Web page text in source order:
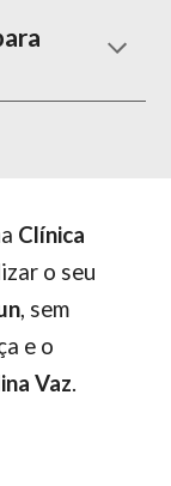
Clínica
o seu
, sem
e o
Vaz.